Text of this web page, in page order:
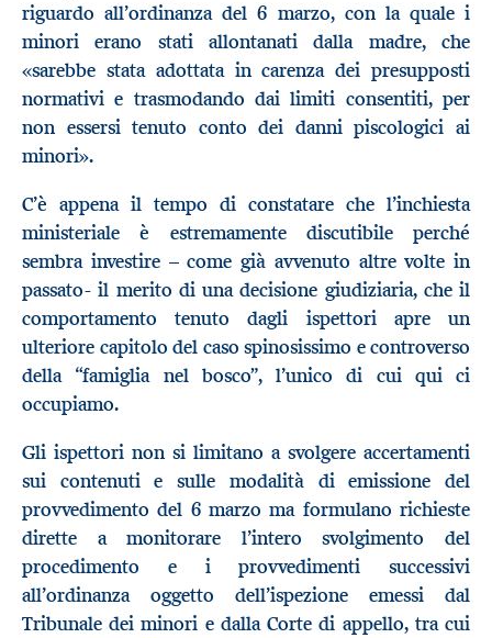
riguardo all’ordinanza del 6 marzo, con la quale i
minori erano stati allontanati dalla madre, che
«sarebbe stata adottata in carenza dei presupposti
normativi e trasmodando dai limiti consentiti, per
non essersi tenuto conto dei danni piscologici ai
minori».
C’è appena il tempo di constatare che l’inchiesta
ministeriale è estremamente discutibile perché
sembra investire – come già avvenuto altre volte in
passato- il merito di una decisione giudiziaria, che il
comportamento tenuto dagli ispettori apre un
ulteriore capitolo del caso spinosissimo e controverso
della “famiglia nel bosco”, l’unico di cui qui ci
occupiamo.
Gli ispettori non si limitano a svolgere accertamenti
sui contenuti e sulle modalità di emissione del
provvedimento del 6 marzo ma formulano richieste
dirette a monitorare l’intero svolgimento del
procedimento e i provvedimenti successivi
all’ordinanza oggetto dell’ispezione emessi dal
Tribunale dei minori e dalla Corte di appello, tra cui